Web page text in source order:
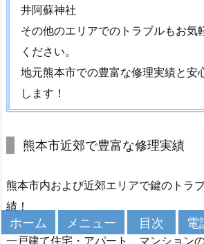
1.
5.
2.
1
県
市
隈
府
井阿蘇神社
その他のエリアでのトラブルもお気
ください。
地元熊本市での豊富な修理実績と安
します！
熊本市近郊で豊富な修理実績
熊本市内および近郊エリアで鍵のトラ
績！
一戸建て住宅・アパート、マンション
ホーム メニュー 目次 電